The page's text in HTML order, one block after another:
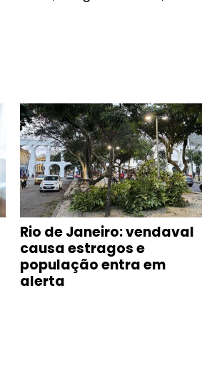
Rio de Janeiro: vendaval
causa estragos e
população entra em
alerta